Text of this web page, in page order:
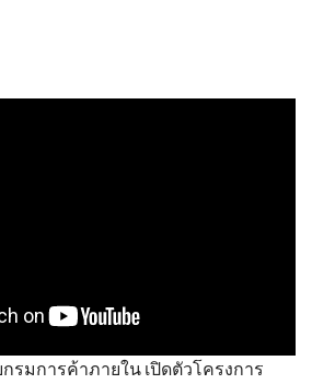
รมการค้าภายใน เปิดตัวโครงการ